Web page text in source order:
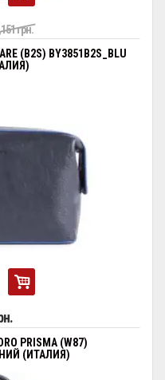
грн.
(B2S) BY3851B2S_BLU
PRISMA (W87)
(ИТАЛИЯ)